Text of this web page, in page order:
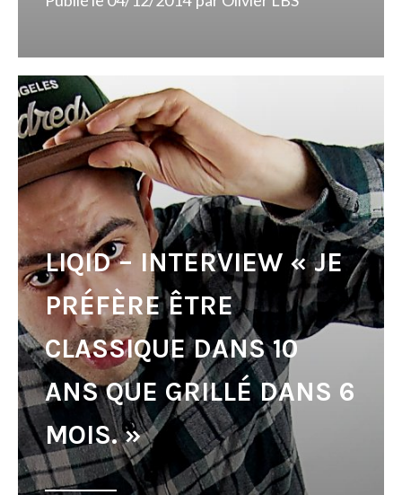
LIQID – INTERVIEW « JE
PRÉFÈRE ÊTRE
CLASSIQUE DANS 10
ANS QUE GRILLÉ DANS 6
MOIS. »